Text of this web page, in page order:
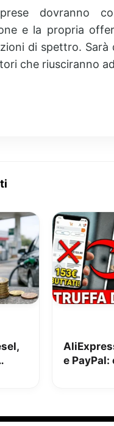
dovranno
e la propria
di spettro.
che riusciranno
e PayPal: